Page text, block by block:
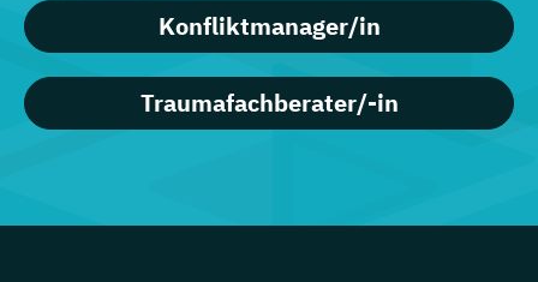
Konfliktmanager/in
Traumafachberater/-in